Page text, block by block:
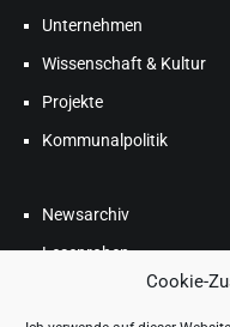
Cookie-
Unternehmen
Wissenschaft & Kultur
Projekte
Kommunalpolitik
Newsarchiv
Leseproben